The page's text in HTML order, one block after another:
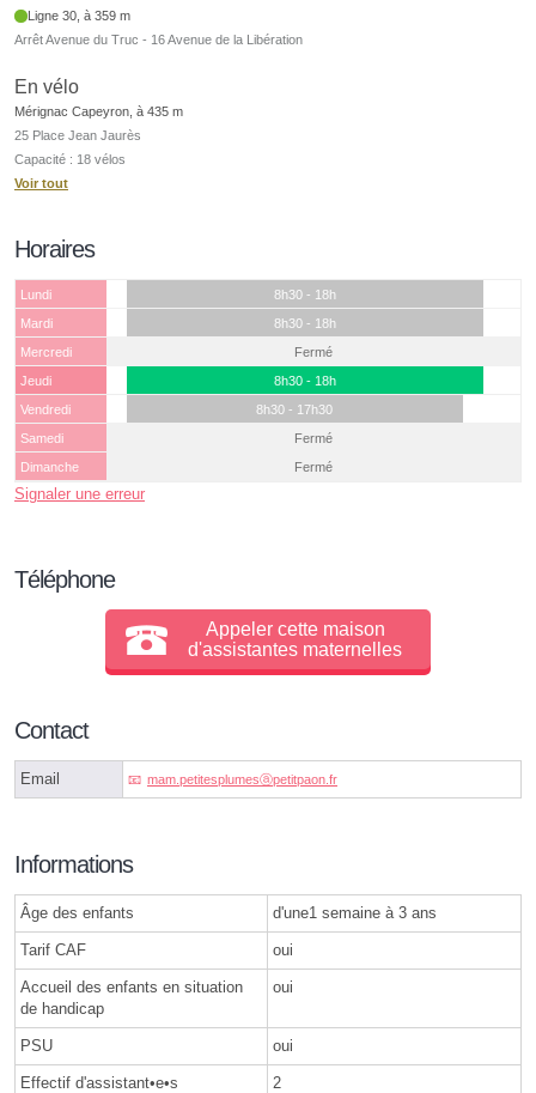
Ligne 30, à 359 m
Arrêt Avenue du Truc - 16 Avenue de la Libération
En vélo
Mérignac Capeyron, à 435 m
25 Place Jean Jaurès
Capacité : 18 vélos
Voir tout
Horaires
Lundi
8h30 - 18h
Mardi
8h30 - 18h
Mercredi
Fermé
Jeudi
8h30 - 18h
Vendredi
8h30 - 17h30
Samedi
Fermé
Dimanche
Fermé
Signaler une erreur
Téléphone
Appeler cette maison
d'assistantes maternelles
Contact
Email mam.petitesplumesⓐpetitpaon.fr
Informations
Âge des enfants d'une1 semaine à 3 ans
Tarif CAF oui
Accueil des enfants en situation
de handicap
oui
PSU oui
Effectif d'assistant•e•s
2